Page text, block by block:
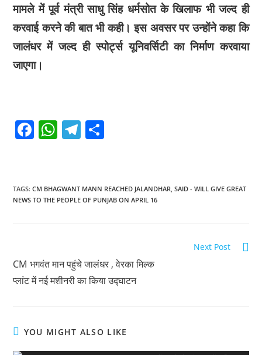
मामले में पूर्व मंत्री साधु सिंह धर्मसोत के खिलाफ भी जल्द ही
करवाई करने की बात भी कही। इस अवसर पर उन्होंने कहा कि
जालंधर में जल्द ही स्पोर्ट्स यूनिवर्सिटी का निर्माण करवाया
जाएगा।
F
a
e
b
k
W
h
s
A
T
el
gr
a
e
TAGS:CM BHAGWANT MANN REACHED JALANDHAR SAID - WILL GIVE GREAT
NEWS TO THE PEOPLE OF PUNJAB ON APRIL 16
Next Post
CM भगवंत मान पहुंचे जालंधर , वेरका मिल्क
प्लांट में नई मशीनरी का किया उद्घाटन
YOU MIGHT ALSO LIKE